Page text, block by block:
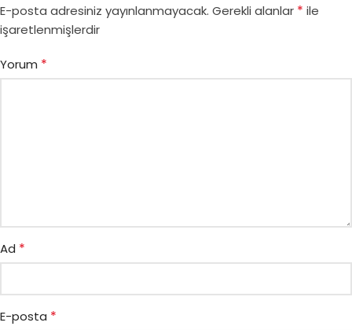
E-posta adresiniz yayınlanmayacak. Gerekli alanlar * ile
işaretlenmişlerdir
Yorum *
Ad *
E-posta *